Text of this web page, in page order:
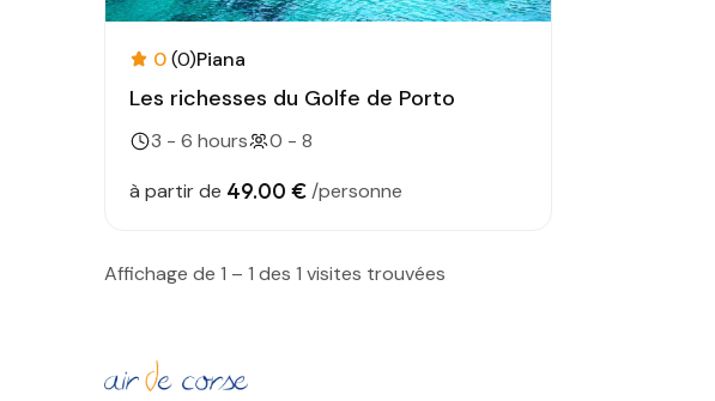
0(0)Piana
Les richesses du Golfe de Porto
3 - 6 hours
0 - 8
à partir de 49.00 € /personne
Affichage de 1 – 1 des 1 visites trouvées